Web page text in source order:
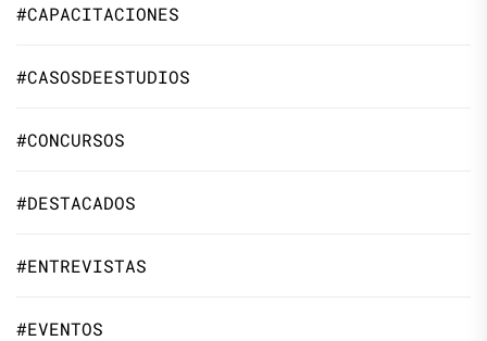
#CAPACITACIONES
#CASOSDEESTUDIOS
#CONCURSOS
#DESTACADOS
#ENTREVISTAS
#EVENTOS